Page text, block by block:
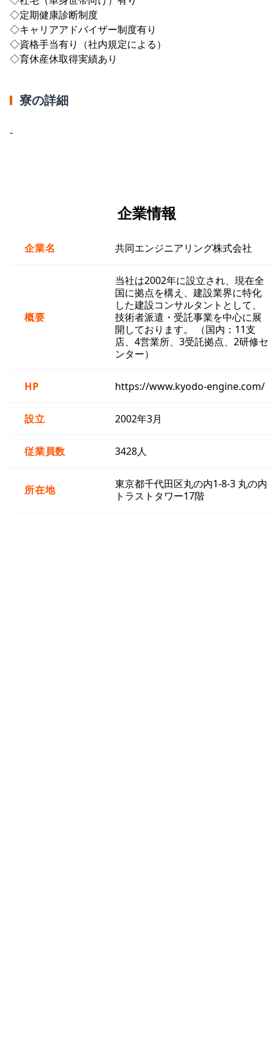
◇定期健康診断制度
◇キャリアアドバイザー制度有り
◇資格手当有り（社内規定による）
◇育休産休取得実績あり
寮の詳細
-
企業情報
企業名 共同エンジニアリング株式会社
概要
当社は2002年に設立され、現在全
国に拠点を構え、建設業界に特化
した建設コンサルタントとして、
技術者派遣・受託事業を中心に展
開しております。 （国内：11支
店、4営業所、3受託拠点、2研修セ
ンター）
HP https://www.kyodo-engine.com/
設立 2002年3月
従業員数 3428人
所在地
東京都千代田区丸の内1-8-3 丸の内
トラストタワー17階